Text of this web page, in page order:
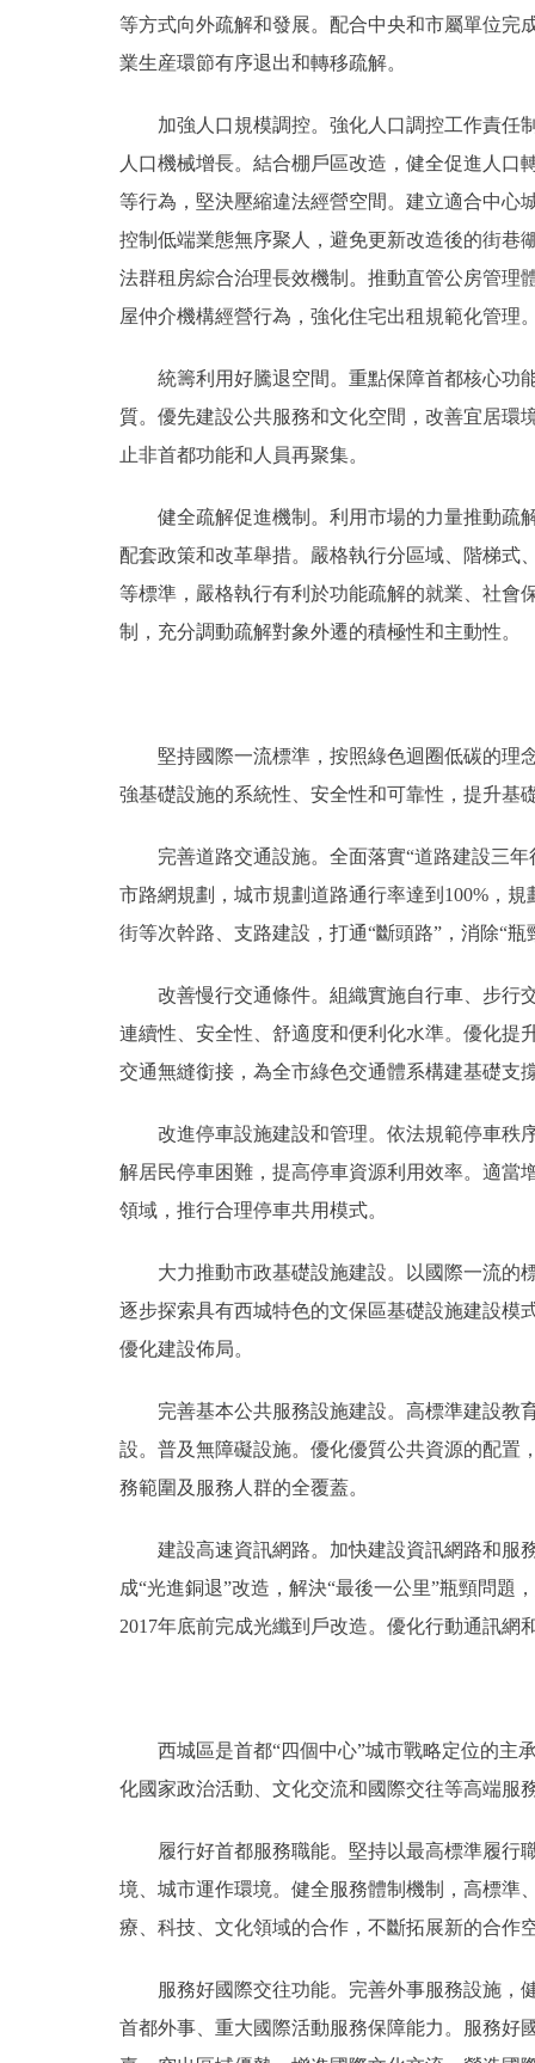
等方式向外疏解和發展。配合中央和市屬單位完
業生産環節有序退出和轉移疏解。
加強人口規模調控。強化人口調控工作責任制
人口機械增長。結合棚戶區改造，健全促進人
等行為，堅決壓縮違法經營空間。建立適合中心
控制低端業態無序聚人，避免更新改造後的街巷
法群租房綜合治理長效機制。推動直管公房管理
屋仲介機構經營行為，強化住宅出租規範化管理
統籌利用好騰退空間。重點保障首都核心功能
質。優先建設公共服務和文化空間，改善宜居環
止非首都功能和人員再聚集。
健全疏解促進機制。利用市場的力量推動疏解
配套政策和改革舉措。嚴格執行分區域、階梯式
等標準，嚴格執行有利於功能疏解的就業、社會
制，充分調動疏解對象外遷的積極性和主動性。
堅持國際一流標準，按照綠色迴圈低碳的理念
強基礎設施的系統性、安全性和可靠性，提升基
完善道路交通設施。全面落實“道路建設三年
市路網規劃，城市規劃道路通行率達到100%，
街等次幹路、支路建設，打通“斷頭路”，消除“
改善慢行交通條件。組織實施自行車、步行交
連續性、安全性、舒適度和便利化水準。優化提
交通無縫銜接，為全市綠色交通體系構建基礎支
改進停車設施建設和管理。依法規範停車秩序
解居民停車困難，提高停車資源利用效率。適當
領域，推行合理停車共用模式。
大力推動市政基礎設施建設。以國際一流的標
逐步探索具有西城特色的文保區基礎設施建設模
優化建設佈局。
完善基本公共服務設施建設。高標準建設教育
設。普及無障礙設施。優化優質公共資源的配置
務範圍及服務人群的全覆蓋。
建設高速資訊網路。加快建設資訊網路和服務
成“光進銅退”改造，解決“最後一公里”瓶頸問題
2017年底前完成光纖到戶改造。優化行動通訊
西城區是首都“四個中心”城市戰略定位的主承
化國家政治活動、文化交流和國際交往等高端服
履行好首都服務職能。堅持以最高標準履行職
境、城市運作環境。健全服務體制機制，高標準
療、科技、文化領域的合作，不斷拓展新的合作
服務好國際交往功能。完善外事服務設施，健
首都外事、重大國際活動服務保障能力。服務好